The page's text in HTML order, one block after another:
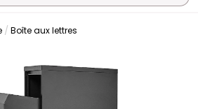
Boîte aux lettres